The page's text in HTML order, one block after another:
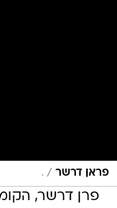
פראן דרשר /
.
פרן דרשר,